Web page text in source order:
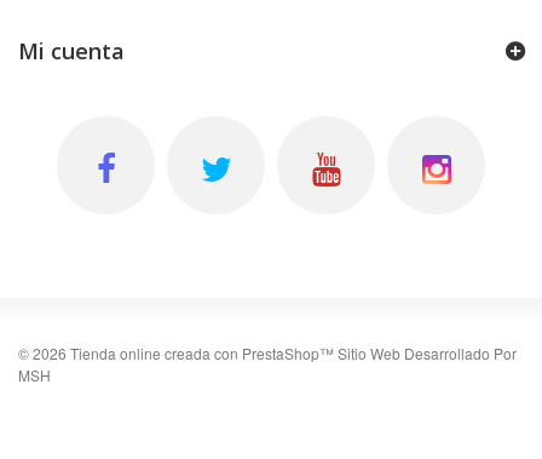
Mi cuenta
©2026 Tienda online creada con PrestaShop™ Sitio Web Desarrollado Por
MSH